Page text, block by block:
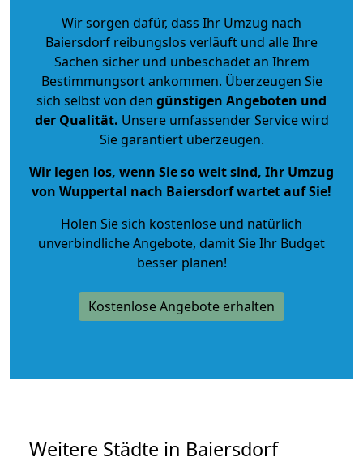
Wir sorgen dafür, dass Ihr Umzug nach
Baiersdorf reibungslos verläuft und alle Ihre
Sachen sicher und unbeschadet an Ihrem
Bestimmungsort ankommen. Überzeugen Sie
sich selbst von den günstigen Angeboten und
der Qualität. Unsere umfassender Service wird
Sie garantiert überzeugen.
Wir legen los, wenn Sie so weit sind, Ihr Umzug
von Wuppertal nach Baiersdorf wartet auf Sie!
Holen Sie sich kostenlose und natürlich
unverbindliche Angebote, damit Sie Ihr Budget
besser planen!
Kostenlose Angebote erhalten
Weitere Städte in Baiersdorf